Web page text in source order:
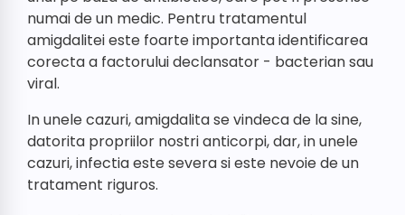
numai de un medic. Pentru tratamentul
amigdalitei este foarte importanta identificarea
corecta a factorului declansator - bacterian sau
viral.
In unele cazuri, amigdalita se vindeca de la sine,
datorita propriilor nostri anticorpi, dar, in unele
cazuri, infectia este severa si este nevoie de un
tratament riguros.